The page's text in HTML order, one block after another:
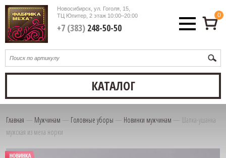
Новосибирск, ул. Гоголя, 15,
ТЦ Юпитер, 2 этаж10:00–20:00
+7 (383)248-50-50
0
КАТАЛОГ
Главная — Мужчинам — Головные уборы — Новинки мужчинам — Шапка-ушанка
мужская из меха норки